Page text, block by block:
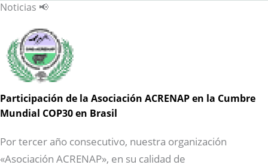
Noticias 📢
Participación de la Asociación ACRENAP en la Cumbre
Mundial COP30 en Brasil
Por tercer año consecutivo, nuestra organización
«Asociación ACRENAP», en su calidad de